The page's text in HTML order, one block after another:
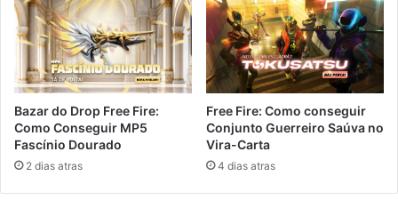
Bazar do Drop Free Fire:
Como Conseguir MP5
Fascínio Dourado
2 dias atras
Free Fire: Como conseguir
Conjunto Guerreiro Saúva no
Vira-Carta
4 dias atras